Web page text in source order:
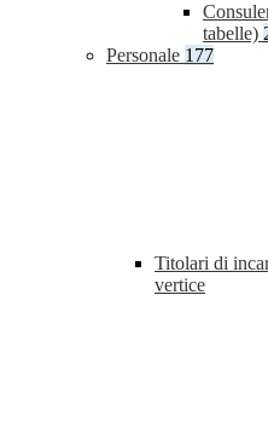
tabelle)
Personale 177
Titolari di
vertice